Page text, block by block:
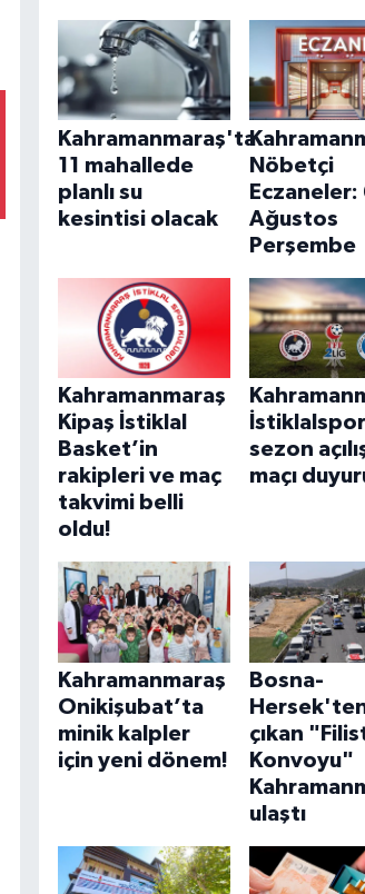
Kahramanmaraş'ta
11 mahallede
planlı su
kesintisi olacak
Nöbetçi
Eczaneler:
Ağustos
Perşembe
Kahramanmaraş
Kipaş İstiklal
Basket’in
rakipleri ve maç
takvimi belli
oldu!
sezon
maçı
Kahramanmaraş
Onikişubat’ta
minik kalpler
için yeni dönem!
Bosna-
çıkan
Konvoyu"
ulaştı